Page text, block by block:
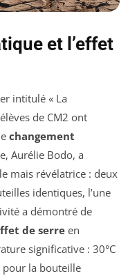
et l’effet
intitulé « La
de CM2 ont
changement
Aurélie Bodo, a
mais révélatrice : deux
identiques, l’une
a démontré de
de serreen
significative : 30°C
pour la bouteille